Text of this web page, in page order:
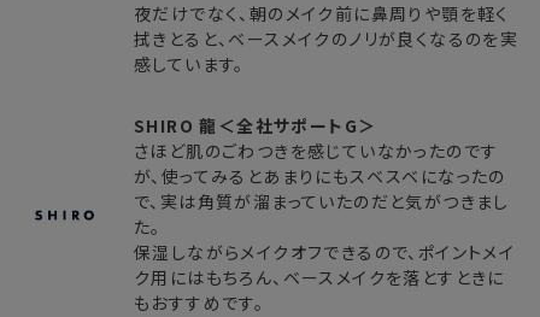
夜だけでなく、朝のメイク前に鼻周りや顎を軽く
拭きとると、ベースメイクのノリが良くなるのを実
感しています。
SHIRO 龍＜全社サポートG＞
さほど肌のごわつきを感じていなかったのです
が、使ってみるとあまりにもスベスベになったの
で、実は角質が溜まっていたのだと気がつきまし
た。
保湿しながらメイクオフできるので、ポイントメイ
ク用にはもちろん、ベースメイクを落とすときに
もおすすめです。